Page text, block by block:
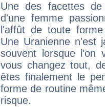
Une des facettes
d'une femme
l'affût de toute
Une Uranienne n'est
souvent lorsque l'on
vous changez tout,
êtes finalement le
forme de routine
risque.